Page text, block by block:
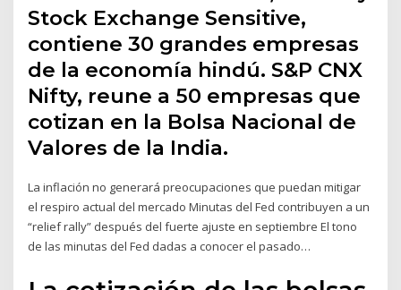
Stock Exchange Sensitive,
contiene 30 grandes empresas
de la economía hindú. S&P CNX
Nifty, reune a 50 empresas que
cotizan en la Bolsa Nacional de
Valores de la India.
La inflación no generará preocupaciones que puedan mitigar
el respiro actual del mercado Minutas del Fed contribuyen a un
“relief rally” después del fuerte ajuste en septiembre El tono
de las minutas del Fed dadas a conocer el pasado…